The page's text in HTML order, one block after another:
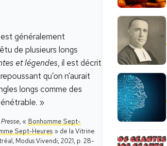
généralement
de plusieurs longs
et légendes, il est décrit
qu’on n’aurait
longs comme des
»
, « Bonhomme Sept-
Sept-Heures » de la Vitrine
Modus Vivendi, 2021, p. 28-